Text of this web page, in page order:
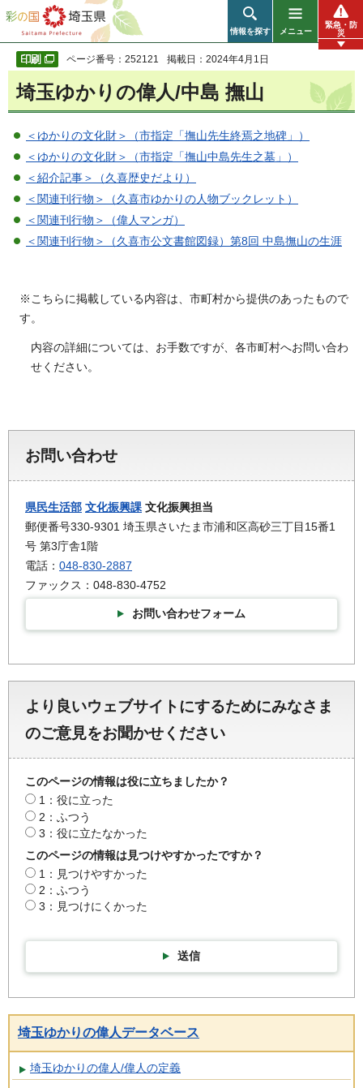
彩の国 埼玉県
情報を探す メニュー
緊急・防
災
ページ番号：252121 掲載日：2024年4月1日
埼玉ゆかりの偉人/中島 撫山
＜ゆかりの文化財＞（市指定「撫山先生終焉之地碑」）
＜ゆかりの文化財＞（市指定「撫山中島先生之墓」）
＜紹介記事＞（久喜歴史だより）
＜関連刊行物＞（久喜市ゆかりの人物ブックレット）
＜関連刊行物＞（偉人マンガ）
＜関連刊行物＞（久喜市公文書館図録）第8回 中島撫山の生涯
※こちらに掲載している内容は、市町村から提供のあったもので
す。
内容の詳細については、お手数ですが、各市町村へお問い合わ
せください。
お問い合わせ
県民生活部 文化振興課 文化振興担当
郵便番号330-9301 埼玉県さいたま市浦和区高砂三丁目15番1
号 第3庁舎1階
電話： 048-830-2887
ファックス：048-830-4752
お問い合わせフォーム
より良いウェブサイトにするためにみなさま
のご意見をお聞かせください
このページの情報は役に立ちましたか？
1：役に立った
2：ふつう
3：役に立たなかった
このページの情報は見つけやすかったですか？
1：見つけやすかった
2：ふつう
3：見つけにくかった
送信
埼玉ゆかりの偉人データベース
埼玉ゆかりの偉人/偉人の定義